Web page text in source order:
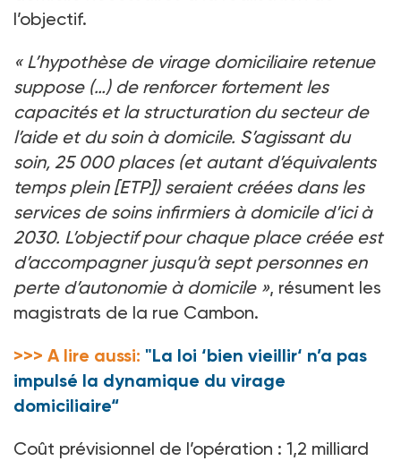
l’objectif.
« L’hypothèse de virage domiciliaire retenue
suppose (…) de renforcer fortement les
capacités et la structuration du secteur de
l’aide et du soin à domicile. S’agissant du
soin, 25 000 places (et autant d’équivalents
temps plein [ETP]) seraient créées dans les
services de soins infirmiers à domicile d’ici à
2030. L’objectif pour chaque place créée est
d’accompagner jusqu’à sept personnes en
perte d’autonomie à domicile », résument les
magistrats de la rue Cambon.
>>> A lire aussi: "La loi ‘bien vieillir‘ n’a pas
impulsé la dynamique du virage
domiciliaire“
Coût prévisionnel de l’opération : 1,2 milliard